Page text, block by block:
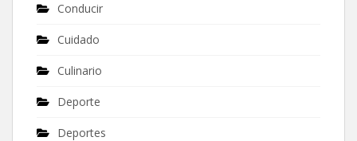
Conducir
Cuidado
Culinario
Deporte
Deportes